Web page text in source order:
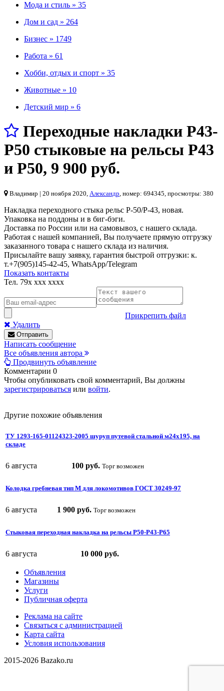
Мода и стиль » 35
Дом и сад » 264
Бизнес » 1749
Работа » 61
Хобби, отдых и спорт » 35
Животные » 10
Детский мир » 6
Переходные накладки Р43-
Р50 стыковые на рельсы Р43
и Р50, 9 900 руб.
Владимир | 20 ноября 2020, Александр , номер: 694345, просмотры: 380
Накладка переходного стыка рельс Р-50/Р-43, новая.
Упаковка на поддоны и в биг-бэги.
Доставка по России или на самовывоз, с нашего склада.
Работая с нашей компанией, Вы получаете прямую отгрузку
заказанного товара с нашего склада из наличия.
Присылайте вашу заявку, гарантия быстрой отгрузки: к.
т.+7(905)145-42-45, WhatsApp/Telegram
Показать контакты
Тел. 79x xxx xxxx
Прикрепить файл
Удалить
Отправить
Написать сообщение
Все объявления автора
Продвинуть объявление
Комментарии 0
Чтобы опубликовать свой комментарий, Вы должны
зарегистрироваться или войти.
Другие похожие объявления
ТУ 1293-165-01124323-2005 шуруп путевой стальной м24х195, на
складе
6 августа 100 руб. Торг возможен
Колодка гребневая тип М для локомотивов ГОСТ 30249-97
6 августа 1 900 руб. Торг возможен
Стыковая переходная накладка на рельсы Р50-Р43-Р65
6 августа 10 000 руб.
Объявления
Магазины
Услуги
Публичная оферта
Реклама на сайте
Связаться с администрацией
Карта сайта
Условия использования
2015-2026 Bazako.ru